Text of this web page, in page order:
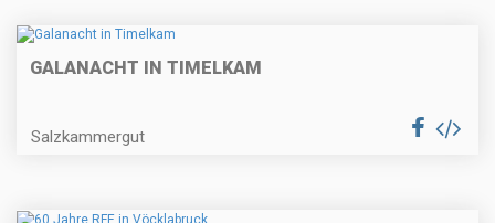
GALANACHT IN TIMELKAM
Salzkammergut